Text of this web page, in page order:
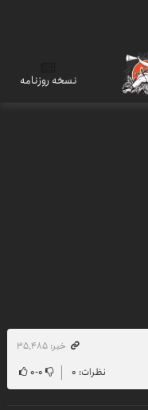
نسخه روزنامه
خبر: ۳۵٬۴۸۵
نظرات: ۰ ۰-۰